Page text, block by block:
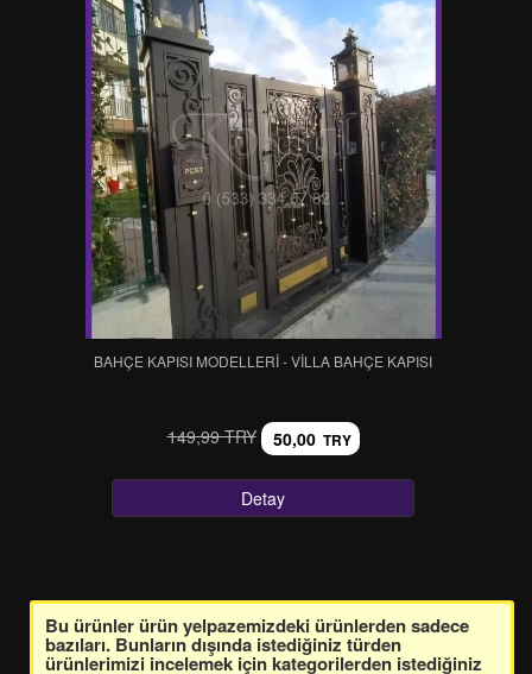
BAHÇE KAPISI MODELLERİ - VİLLA BAHÇE KAPISI
149,99 TRY 50,00 TRY
Detay
Bu ürünler ürün yelpazemizdeki ürünlerden sadece
bazıları. Bunların dışında istediğiniz türden
ürünlerimizi incelemek için kategorilerden istediğiniz